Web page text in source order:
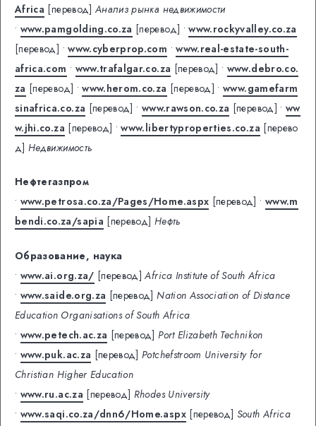
Africa [перевод] Анализ рынка недвижимости
• www.pamgolding.co.za [перевод] •www.rockyvalley.co.za
[перевод] •www.cyberprop.com •www.real-estate-south-
africa.com • www.trafalgar.co.za [перевод] • www.debro.co.
za [перевод] •www.herom.co.za [перевод] •www.gamefarm
sinafrica.co.za [перевод] • www.rawson.co.za [перевод] •ww
w.jhi.co.za [перевод] •www.libertyproperties.co.za [перево
д] Недвижимость
Нефтегазпром
• www.petrosa.co.za/Pages/Home.aspx [перевод] • www.m
bendi.co.za/sapia [перевод] Нефть
Образование, наука
• www.ai.org.za/ [перевод] Africa Institute of South Africa
• www.saide.org.za [перевод] Nation Association of Distance
Education Organisations of South Africa
• www.petech.ac.za [перевод] Port Elizabeth Technikon
• www.puk.ac.za [перевод] Potchefstroom University for
Christian Higher Education
• www.ru.ac.za [перевод] Rhodes University
• www.saqi.co.za/dnn6/Home.aspx [перевод] South Africa